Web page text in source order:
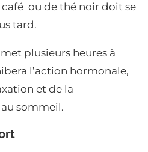
ou de thé noir doit se
tard.
plusieurs heures à
l’action hormonale,
et de la
sommeil.